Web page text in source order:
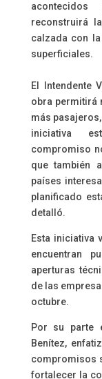
reconstruirá
calzada con
superficiales.
El Intendente
obra permitirá
más
iniciativa
compromiso
que también
países
planificado
detalló.
Esta iniciativa
encuentran
aperturas
de las
octubre.
Por su parte
Benítez,
compromisos
fortalecer la